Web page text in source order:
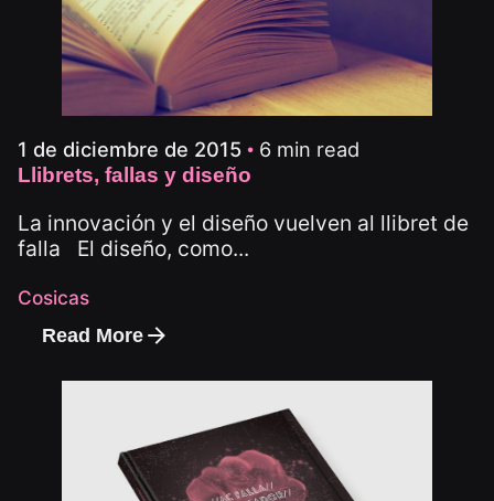
1 de diciembre de 2015 6 min read
Llibrets, fallas y diseño
La innovación y el diseño vuelven al llibret de
falla El diseño, como...
Cosicas
Read More